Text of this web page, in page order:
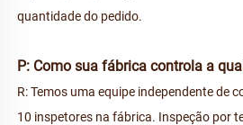
quantidade do pedido.
P: Como sua fábrica controla a
R: Temos uma equipe independente de
10 inspetores na fábrica. Inspeção por